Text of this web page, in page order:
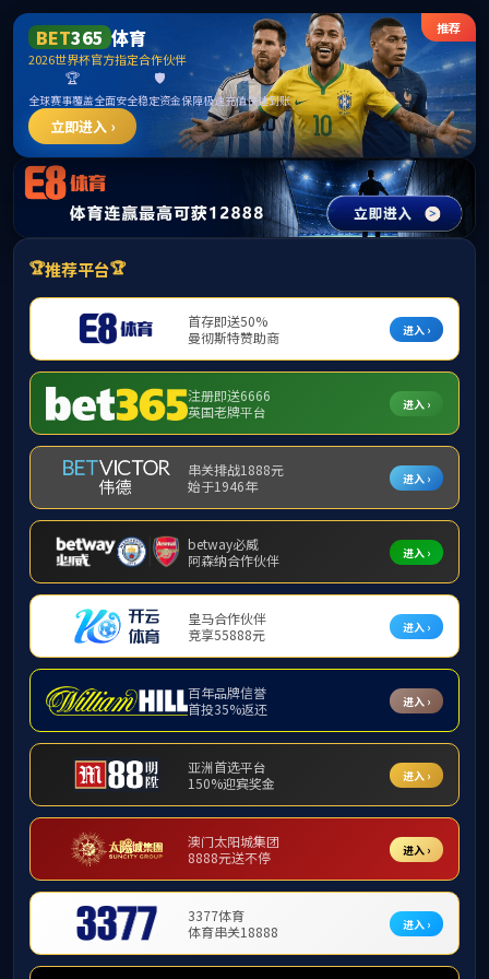
中国·必威(bw·西汉姆联)有限公司-Official
website
提示：访问地址无效，xsdj/http:/277找不到对应的栏目！
首页 关闭此页